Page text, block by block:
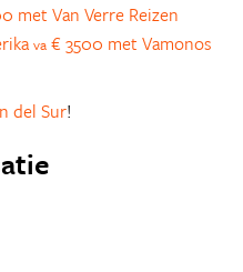
met Van Verre Reizen
va € 3500 met Vamonos
del Sur!